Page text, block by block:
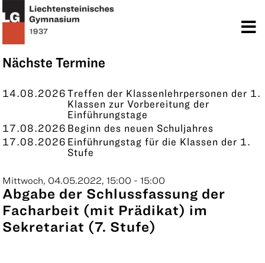
Nächste Termine
14.08.2026Treffen der Klassenlehrpersonen der 1.
Klassen zur Vorbereitung der
Einführungstage
17.08.2026 Beginn des neuen Schuljahres
17.08.2026 Einführungstag für die Klassen der 1.
Stufe
KONTAKT
Mittwoch, 04.05.2022, 15:00 - 15:00
Abgabe der Schlussfassung der
Facharbeit (mit Prädikat) im
Sekretariat (7. Stufe)